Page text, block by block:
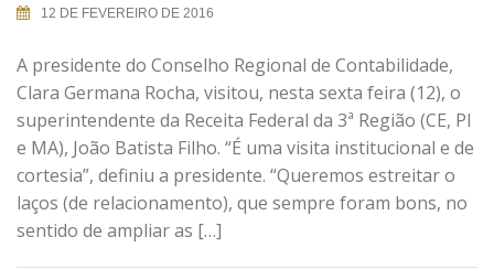
12 DE FEVEREIRO DE 2016
A presidente do Conselho Regional de Contabilidade,
Clara Germana Rocha, visitou, nesta sexta feira (12), o
superintendente da Receita Federal da 3ª Região (CE, PI
e MA), João Batista Filho. “É uma visita institucional e de
cortesia”, definiu a presidente. “Queremos estreitar o
laços (de relacionamento), que sempre foram bons, no
sentido de ampliar as […]